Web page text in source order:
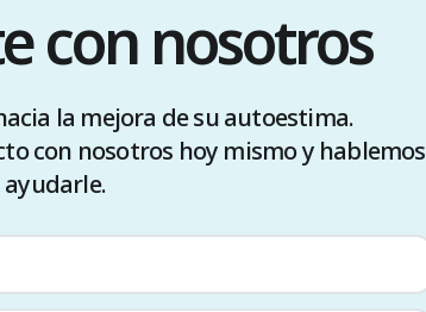
con nosotros
la mejora de su autoestima.
con nosotros hoy mismo y hablemos
ayudarle.